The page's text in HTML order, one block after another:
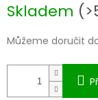
cena:
Skladem
Můžeme doručit